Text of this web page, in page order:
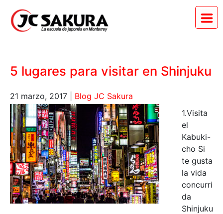
5 lugares para visitar en Shinjuku
21 marzo, 2017
Blog JC Sakura
1.Visita
el
Kabuki-
cho Si
te gusta
la vida
concurri
da
Shinjuku